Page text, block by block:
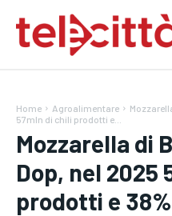
Home Agroalimentare
57mln di chili prodotti e...
Mozzarella di
Dop, nel 2025
prodotti e